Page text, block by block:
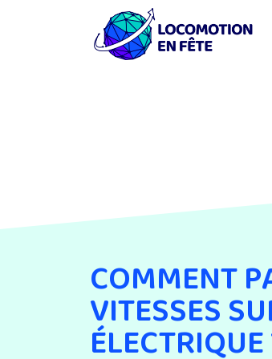
COMMENT
VITESSES
ÉLECTRIQUE